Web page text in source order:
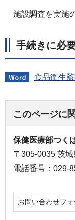
施設調査を実施
手続きに必
食品衛生
このページに
保健医療部つく
〒305-0035 茨
電話番号：029-
お問い合わせフォ